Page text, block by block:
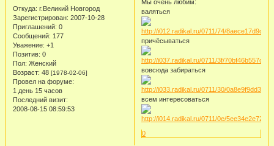
Откуда: г.Великий Новгород
Зарегистрирован: 2007-10-28
Приглашений: 0
Сообщений: 177
Уважение: +1
Позитив: 0
Пол: Женский
Возраст: 48 [1978-02-06]
Провел на форуме:
1 день 15 часов
Последний визит:
2008-08-15 08:59:53
Мы очень любим:
валяться
причёсываться
вовсюда забираться
всем интересоваться
0